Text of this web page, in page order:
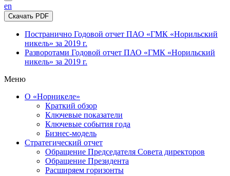
en
Скачать PDF
Постранично Годовой отчет ПАО «ГМК «Норильский
никель» за 2019 г.
Разворотами Годовой отчет ПАО «ГМК «Норильский
никель» за 2019 г.
Меню
О «Норникеле»
Краткий обзор
Ключевые показатели
Ключевые события года
Бизнес-модель
Стратегический отчет
Обращение Председателя Совета директоров
Обращение Президента
Расширяем горизонты